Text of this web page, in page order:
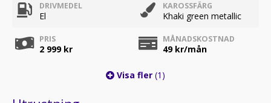
DRIVMEDEL
El
KAROSSFÄRG
Khaki green metallic
PRIS
2 999 kr
MÅNADSKOSTNAD
49kr/mån
Visa fler (1)